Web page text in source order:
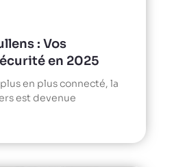
: Vos
en 2025
en plus connecté, la
est devenue